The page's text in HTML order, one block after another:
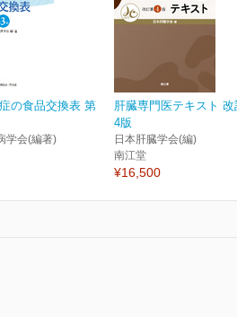
の食品交換表 第
学会(編著)
肝臓専門医テキスト 改
4版
日本肝臓学会(編)
南江堂
¥16,500